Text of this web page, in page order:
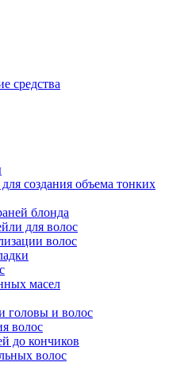
средства
создания объема тонких
блонда
для волос
волос
масел
головы и волос
волос
до кончиков
волос